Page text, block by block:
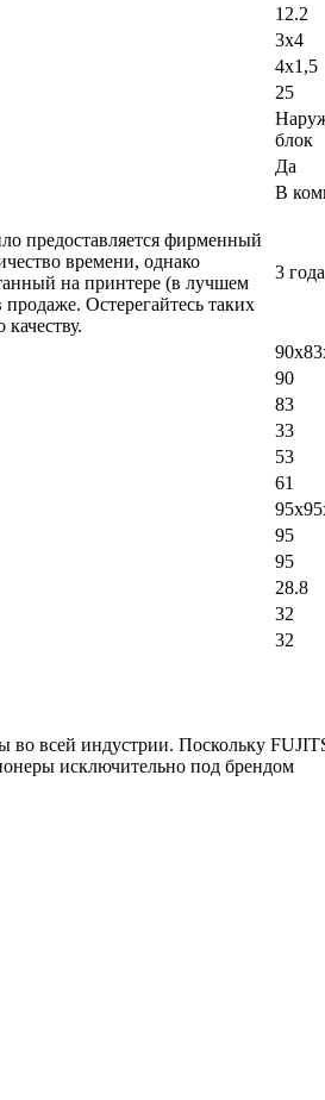
12.2
3x4
4x1,5
25
блок
Да
В
предоставляется фирменный
времени, однако
на принтере (в лучшем
Остерегайтесь таких
3 года
90
83
33
53
61
95
95
28.8
32
32
во всей индустрии. Поскольку
исключительно под брендом